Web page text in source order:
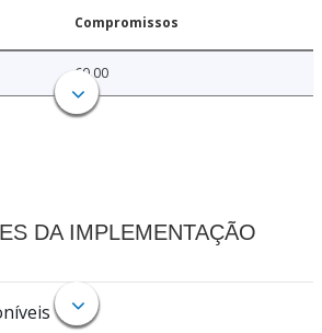
Compromissos
60.00
DA IMPLEMENTAÇÃO